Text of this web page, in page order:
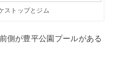
ストップとジム
側が豊平公園プールがある